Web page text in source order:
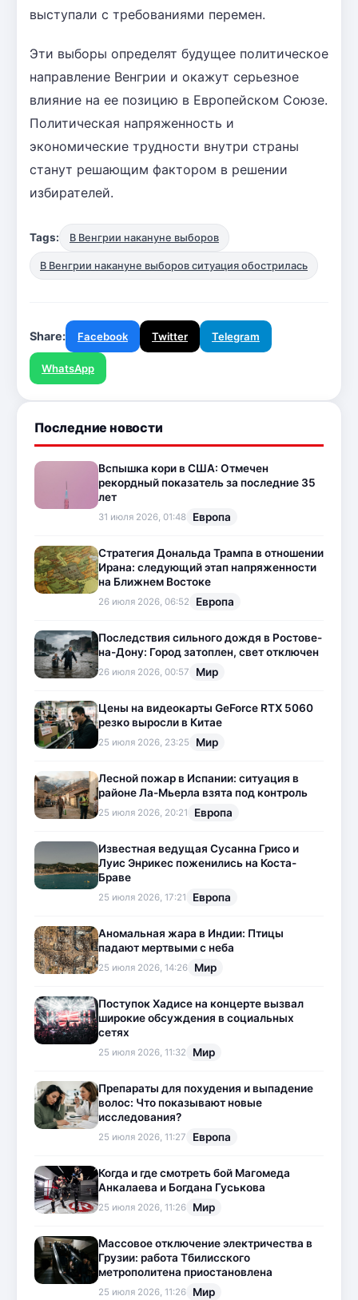
выступали с требованиями перемен.
Эти выборы определят будущее политическое
направление Венгрии и окажут серьезное
влияние на ее позицию в Европейском Союзе.
Политическая напряженность и
экономические трудности внутри страны
станут решающим фактором в решении
избирателей.
Tags: В Венгрии накануне выборов
В Венгрии накануне выборов ситуация обострилась
Share: Facebook Twitter Telegram
WhatsApp
Последние новости
Вспышка кори в США: Отмечен
рекордный показатель за последние 35
лет
31 июля 2026, 01:48 Европа
Стратегия Дональда Трампа в отношении
Ирана: следующий этап напряженности
на Ближнем Востоке
26 июля 2026, 06:52 Европа
Последствия сильного дождя в Ростове-
на-Дону: Город затоплен, свет отключен
26 июля 2026, 00:57 Мир
Цены на видеокарты GeForce RTX 5060
резко выросли в Китае
25 июля 2026, 23:25 Мир
Лесной пожар в Испании: ситуация в
районе Ла-Мьерла взята под контроль
25 июля 2026, 20:21 Европа
Известная ведущая Сусанна Грисо и
Луис Энрикес поженились на Коста-
Браве
25 июля 2026, 17:21 Европа
Аномальная жара в Индии: Птицы
падают мертвыми с неба
25 июля 2026, 14:26 Мир
Поступок Хадисе на концерте вызвал
широкие обсуждения в социальных
сетях
25 июля 2026, 11:32 Мир
Препараты для похудения и выпадение
волос: Что показывают новые
исследования?
25 июля 2026, 11:27 Европа
Когда и где смотреть бой Магомеда
Анкалаева и Богдана Гуськова
25 июля 2026, 11:26 Мир
Массовое отключение электричества в
Грузии: работа Тбилисского
метрополитена приостановлена
25 июля 2026, 11:26 Мир